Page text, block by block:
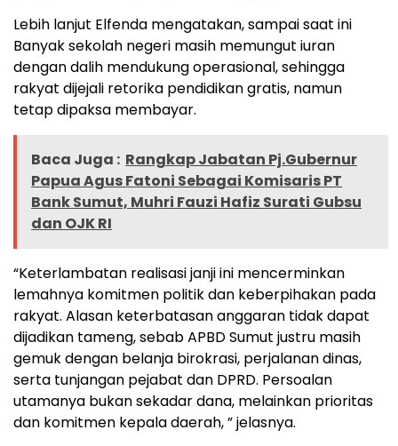
Lebih lanjut Elfenda mengatakan, sampai saat ini
Banyak sekolah negeri masih memungut iuran
dengan dalih mendukung operasional, sehingga
rakyat dijejali retorika pendidikan gratis, namun
tetap dipaksa membayar.
Baca Juga : Rangkap Jabatan Pj.Gubernur
Papua Agus Fatoni Sebagai Komisaris PT
Bank Sumut, Muhri Fauzi Hafiz Surati Gubsu
dan OJK RI
“Keterlambatan realisasi janji ini mencerminkan
lemahnya komitmen politik dan keberpihakan pada
rakyat. Alasan keterbatasan anggaran tidak dapat
dijadikan tameng, sebab APBD Sumut justru masih
gemuk dengan belanja birokrasi, perjalanan dinas,
serta tunjangan pejabat dan DPRD. Persoalan
utamanya bukan sekadar dana, melainkan prioritas
dan komitmen kepala daerah, ” jelasnya.